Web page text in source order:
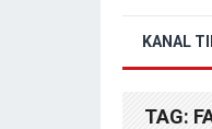
KANAL
TAG: